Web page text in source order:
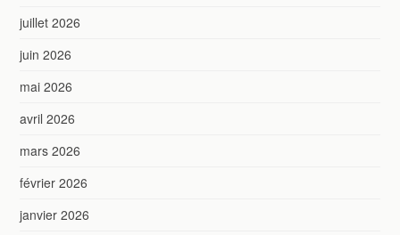
juillet 2026
juin 2026
mai 2026
avril 2026
mars 2026
février 2026
janvier 2026